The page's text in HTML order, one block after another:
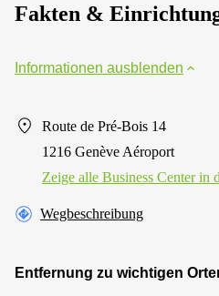
Fakten &
Informationen ausblenden
Route de Pré-Bois 14
1216 Genève Aéroport
Zeige alle Business Center in
Wegbeschreibung
Entfernung zu wichtigen